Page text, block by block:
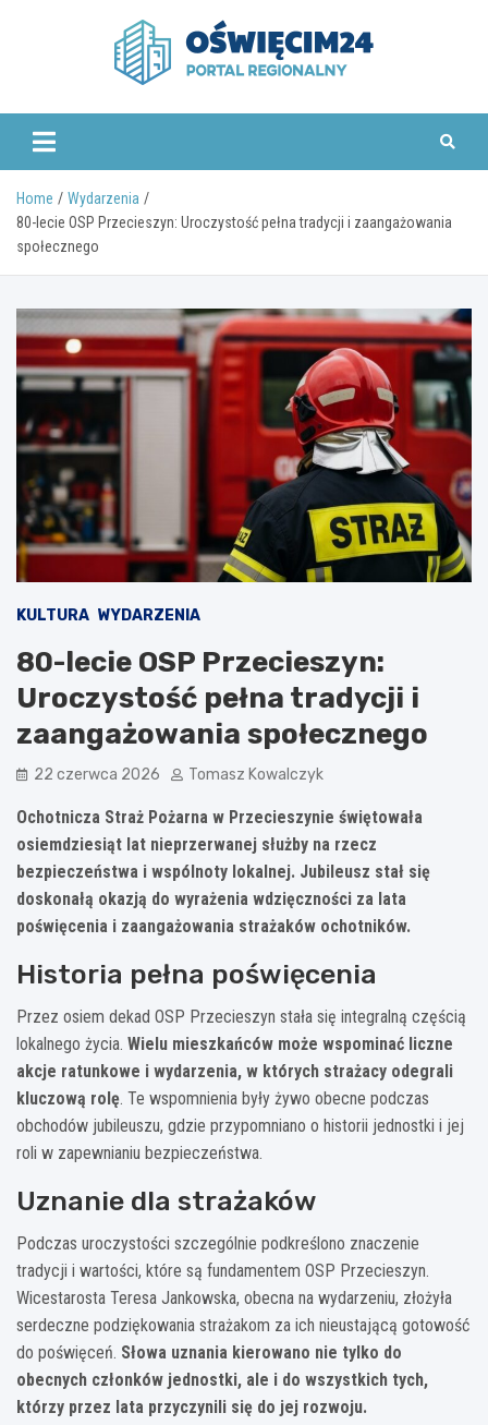
www.oswiecim24.pl
Home
Wydarzenia
80-lecie OSP Przecieszyn: Uroczystość pełna tradycji i zaangażowania
społecznego
KULTURA WYDARZENIA
80-lecie OSP Przecieszyn:
Uroczystość pełna tradycji i
zaangażowania społecznego
22 czerwca 2026 Tomasz Kowalczyk
Ochotnicza Straż Pożarna w Przecieszynie świętowała
osiemdziesiąt lat nieprzerwanej służby na rzecz
bezpieczeństwa i wspólnoty lokalnej. Jubileusz stał się
doskonałą okazją do wyrażenia wdzięczności za lata
poświęcenia i zaangażowania strażaków ochotników.
Historia pełna poświęcenia
Przez osiem dekad OSP Przecieszyn stała się integralną częścią
lokalnego życia. Wielu mieszkańców może wspominać liczne
akcje ratunkowe i wydarzenia, w których strażacy odegrali
kluczową rolę. Te wspomnienia były żywo obecne podczas
obchodów jubileuszu, gdzie przypomniano o historii jednostki i jej
roli w zapewnianiu bezpieczeństwa.
Uznanie dla strażaków
Podczas uroczystości szczególnie podkreślono znaczenie
tradycji i wartości, które są fundamentem OSP Przecieszyn.
Wicestarosta Teresa Jankowska, obecna na wydarzeniu, złożyła
serdeczne podziękowania strażakom za ich nieustającą gotowość
do poświęceń. Słowa uznania kierowano nie tylko do
obecnych członków jednostki, ale i do wszystkich tych,
którzy przez lata przyczynili się do jej rozwoju.